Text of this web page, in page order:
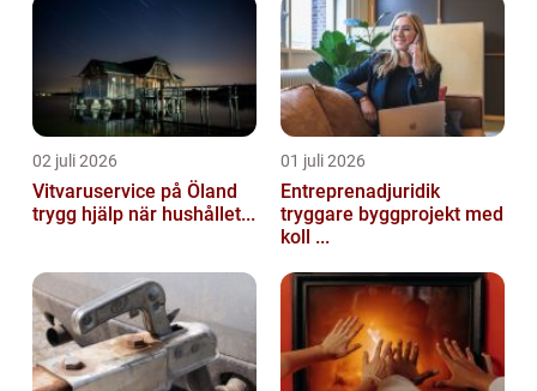
02 juli 2026
Vitvaruservice på Öland
trygg hjälp när hushållet...
01 juli 2026
Entreprenadjuridik
tryggare byggprojekt med
koll ...